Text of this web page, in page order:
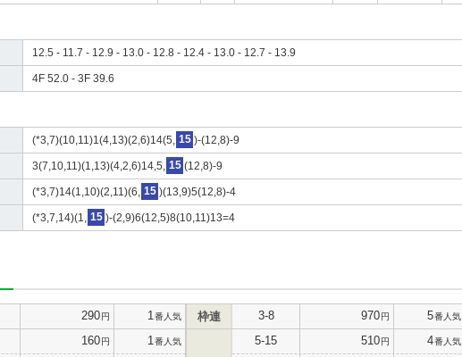
12.5 - 11.7 - 12.9 - 13.0 - 12.8 - 12.4 - 13.0 - 12.7 - 13.9
4F 52.0 - 3F 39.6
(*3,7)(10,11)1(4,13)(2,6)14(5, 15 )-(12,8)-9
3(7,10,11)(1,13)(4,2,6)14,5, 15 (12,8)-9
(*3,7)14(1,10)(2,11)(6, 15 )(13,9)5(12,8)-4
(*3,7,14)(1, 15 )-(2,9)6(12,5)8(10,11)13=4
290円 1 番人気
160円 1 番人気
枠連 3-8 970円 5番人気
5-15 510円 4番人気